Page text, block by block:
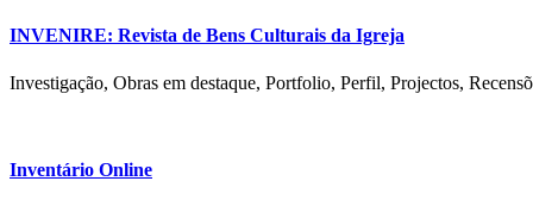
INVENIRE: Revista de Bens Culturais da Igreja
Investigação, Obras em destaque, Portfolio, Perfil, Projectos,
Inventário Online